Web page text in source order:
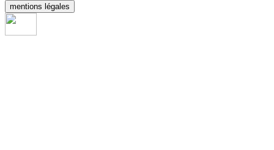
mentions légales